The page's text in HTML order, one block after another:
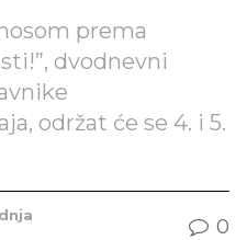
prema
dvodnevni
održat će se 4. i 5.
0